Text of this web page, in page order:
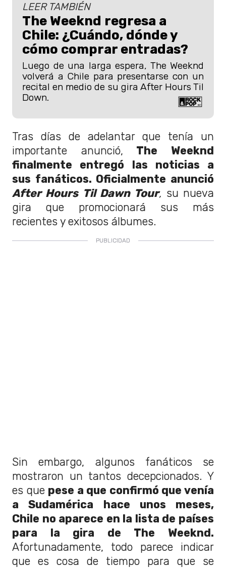
LEER TAMBIÉN
The Weeknd regresa a
Chile: ¿Cuándo, dónde y
cómo comprar entradas?
Luego de una larga espera, The Weeknd
volverá a Chile para presentarse con un
recital en medio de su gira After Hours Til
Down.
Tras días de adelantar que tenía un
importante anunció, The Weeknd
finalmente entregó las noticias a
sus fanáticos. Oficialmente anunció
After Hours Til Dawn Tour, su nueva
gira que promocionará sus más
recientes y exitosos álbumes.
Sin embargo, algunos fanáticos se
mostraron un tantos decepcionados. Y
es que pese a que confirmó que venía
a Sudamérica hace unos meses,
Chile no aparece en la lista de países
para la gira de The Weeknd.
Afortunadamente, todo parece indicar
que es cosa de tiempo para que se